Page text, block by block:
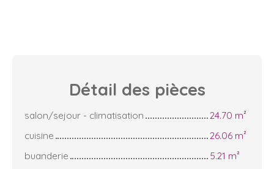
Détail des pièces
salon/sejour - climatisation
24.70 m²
cuisine
26.06 m²
buanderie
5.21 m²